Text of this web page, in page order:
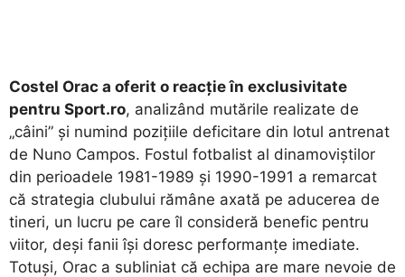
Costel Orac a oferit o reacție în exclusivitate
pentru Sport.ro, analizând mutările realizate de
„câini” și numind pozițiile deficitare din lotul antrenat
de Nuno Campos. Fostul fotbalist al dinamoviștilor
din perioadele 1981-1989 și 1990-1991 a remarcat
că strategia clubului rămâne axată pe aducerea de
tineri, un lucru pe care îl consideră benefic pentru
viitor, deși fanii își doresc performanțe imediate.
Totuși, Orac a subliniat că echipa are mare nevoie de